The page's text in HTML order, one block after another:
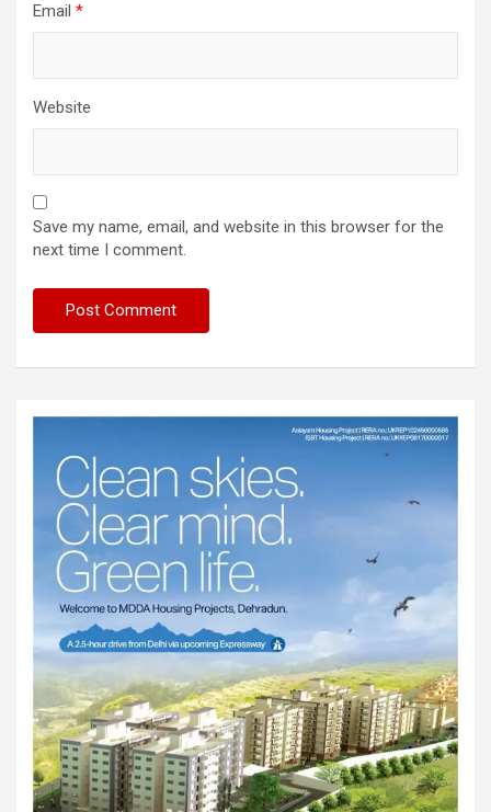
Email *
Website
Save my name, email, and website in this browser for the
next time I comment.